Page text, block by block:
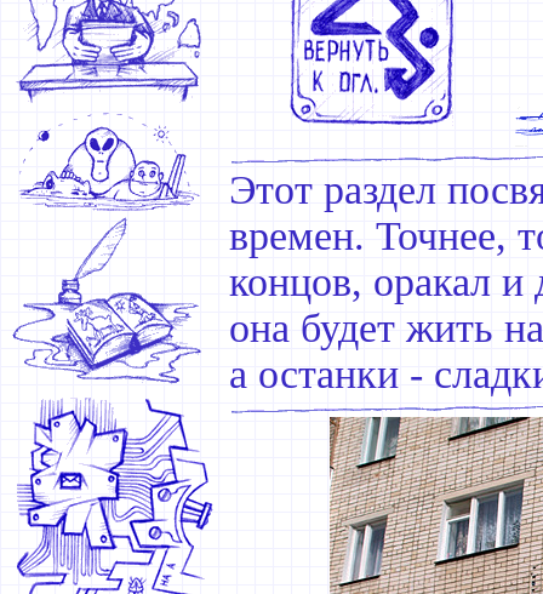
Этот раздел
времен. Точнее,
концов, оракал
она будет жить
а останки -